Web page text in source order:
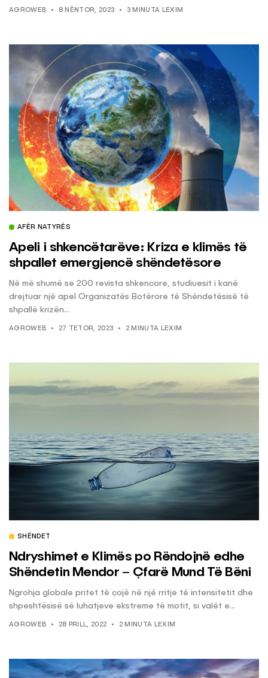
AGROWEB 8 NËNTOR, 2023 3 MINUTA LEXIM
AFËR NATYRËS
Apeli i shkencëtarëve: Kriza e klimës të
shpallet emergjencë shëndetësore
Në më shumë se 200 revista shkencore, studiuesit i kanë
drejtuar një apel Organizatës Botërore të Shëndetësisë të
shpallë krizën...
AGROWEB 27 TETOR, 2023 2 MINUTA LEXIM
SHËNDET
Ndryshimet e Klimës po Rëndojnë edhe
Shëndetin Mendor – Çfarë Mund Të Bëni
Ngrohja globale pritet të çojë në një rritje të intensitetit dhe
shpeshtësisë së luhatjeve ekstreme të motit, si valët e...
AGROWEB 28 PRILL, 2022 2 MINUTA LEXIM